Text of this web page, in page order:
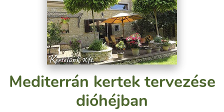
Mediterrán kertek tervezése
dióhéjban